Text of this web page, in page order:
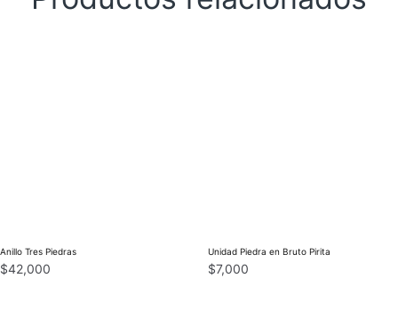
Anillo Tres Piedras
$42,000
Unidad Piedra en Bruto Pirita
$7,000